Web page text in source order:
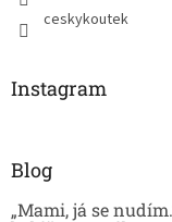
ceskykoutek
Instagram
Blog
„Mami, já se